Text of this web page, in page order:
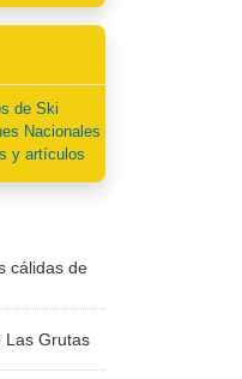
de Ski
Nacionales
y artículos
cálidas de
Las Grutas